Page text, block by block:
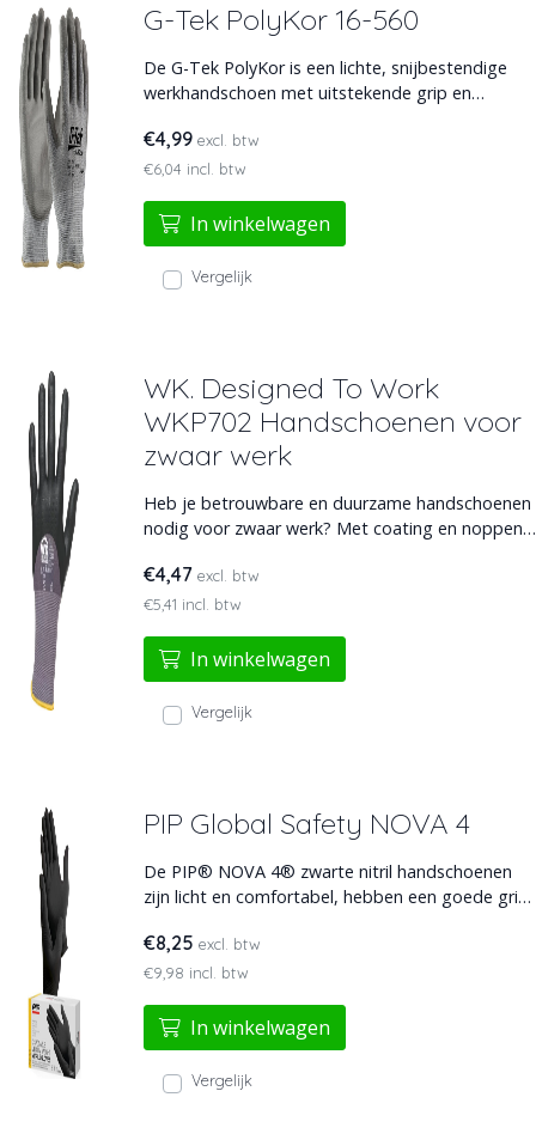
G-Tek PolyKor 16-560
De G-Tek PolyKor is een lichte, snijbestendige
werkhandschoen met uitstekende grip en
olieachtige omstandigheden, zoals assemblage
en logistiek. Duurzaam, ademend en gemaakt
€4,99 excl. btw
€6,04 incl. btw
In winkelwagen
Vergelijk
WK. Designed To Work
WKP702 Handschoenen voor
zwaar werk
Heb je betrouwbare en duurzame handschoenen
nodig voor zwaar werk? Met coating en noppen
stabiele griep tijdens intensieve arbeid. Met
meerdere verstevigingen, oliebestendigheid en
€4,47 excl. btw
€5,41 incl. btw
In winkelwagen
Vergelijk
PIP Global Safety NOVA 4
De PIP® NOVA 4® zwarte nitril handschoenen
zijn licht en comfortabel, hebben een goede grip
stevigheid. Ze bieden bescherming tegen
virussen en chemicaliën en zijn geschikt voor de
€8,25 excl. btw
€9,98 incl. btw
In winkelwagen
Vergelijk